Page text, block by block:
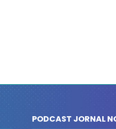
PODCAST JORNAL